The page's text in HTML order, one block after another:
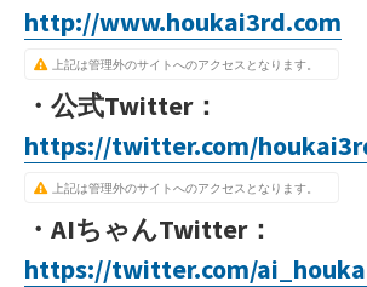
http://www.houkai3rd.com
上記は管理外のサイトへのアクセスとなります。
・公式Twitter：
https://twitter.com/
上記は管理外のサイトへのアクセスとなります。
・AIちゃんTwitter：
https://twitter.com/